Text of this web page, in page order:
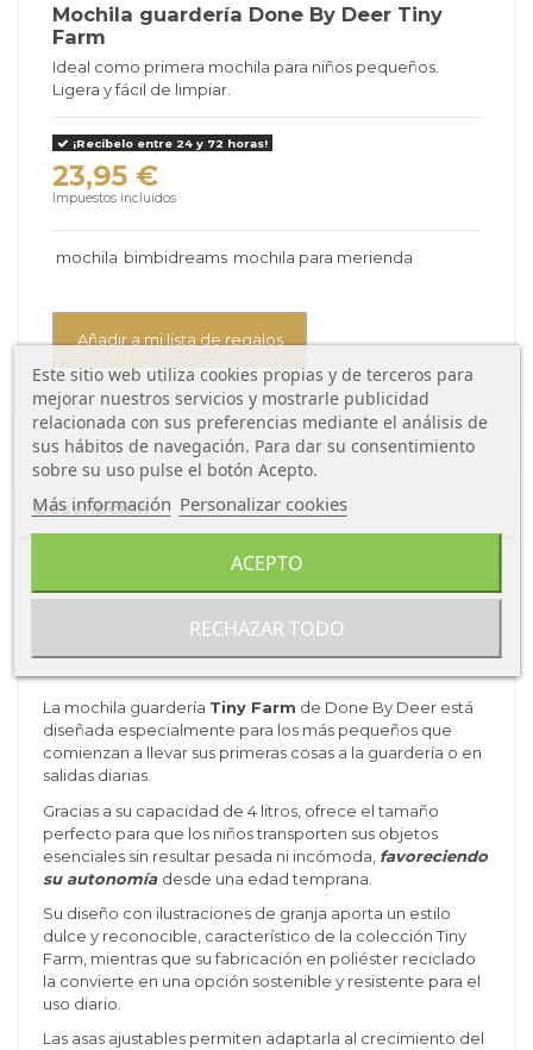
Mochila guardería Done By Deer Tiny
Farm
Ideal como primera mochila para niños pequeños.
Ligera y fácil de limpiar.
¡Recíbelo entre 24 y 72 horas!
23,95 €
Impuestos incluidos
mochila bimbidreams mochila para merienda
Añadir a mi lista de regalos
Descripción
Sobre Done by Deer
La mochila guardería Tiny Farm de Done By Deer está
diseñada especialmente para los más pequeños que
comienzan a llevar sus primeras cosas a la guardería o en
salidas diarias.
Gracias a su capacidad de 4 litros, ofrece el tamaño
perfecto para que los niños transporten sus objetos
esenciales sin resultar pesada ni incómoda, favoreciendo
su autonomía desde una edad temprana.
Su diseño con ilustraciones de granja aporta un estilo
dulce y reconocible, característico de la colección Tiny
Farm, mientras que su fabricación en poliéster reciclado
la convierte en una opción sostenible y resistente para el
uso diario.
Las asas ajustables permiten adaptarla al crecimiento del
Este sitio web utiliza cookies propias y de terceros para
mejorar nuestros servicios y mostrarle publicidad
relacionada con sus preferencias mediante el análisis de
sus hábitos de navegación. Para dar su consentimiento
sobre su uso pulse el botón Acepto.
Más información Personalizar cookies
RECHAZAR TODO
ACEPTO